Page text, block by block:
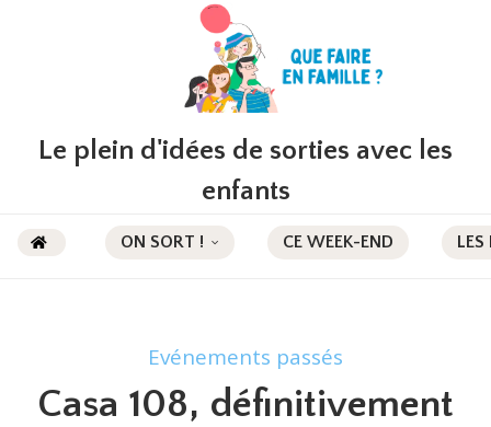
Le plein d'idées de sorties avec les
enfants
ON SORT ! CE WEEK-END LES
Evénements passés
Casa 108, définitivement